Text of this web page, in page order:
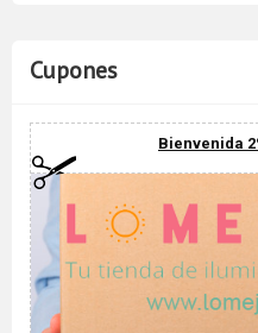
Cupones
Bienvenida